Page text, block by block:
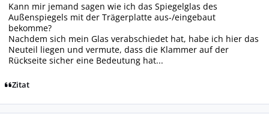
Kann mir jemand sagen wie ich das Spiegelglas des
Außenspiegels mit der Trägerplatte aus-/eingebaut
bekomme?
Nachdem sich mein Glas verabschiedet hat, habe ich hier das
Neuteil liegen und vermute, dass die Klammer auf der
Rückseite sicher eine Bedeutung hat...
Zitat